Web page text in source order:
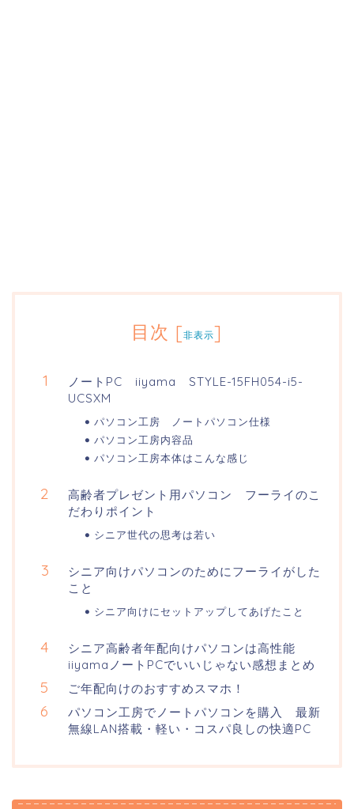
目次 [非表示]
ノートPC iiyama STYLE-15FH054-i5-
UCSXM
パソコン工房 ノートパソコン仕様
パソコン工房内容品
パソコン工房本体はこんな感じ
高齢者プレゼント用パソコン フーライのこ
だわりポイント
シニア世代の思考は若い
シニア向けパソコンのためにフーライがした
こと
シニア向けにセットアップしてあげたこと
シニア高齢者年配向けパソコンは高性能
iiyamaノートPCでいいじゃない感想まとめ
ご年配向けのおすすめスマホ！
パソコン工房でノートパソコンを購入 最新
無線LAN搭載・軽い・コスパ良しの快適PC